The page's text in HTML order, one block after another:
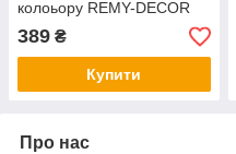
колоьору REMY-DECOR
охолодження віскі та
щипці з нержавіючої сталі
389 ₴
Купити
Про нас